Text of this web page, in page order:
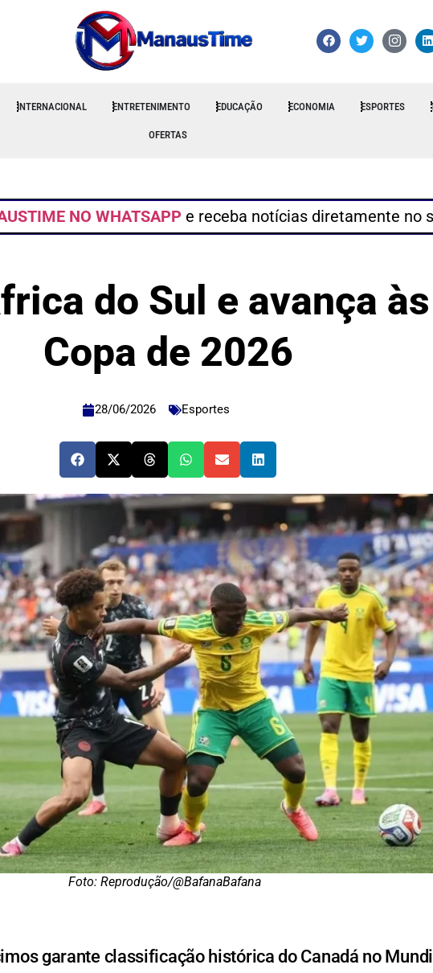
INTERNACIONAL ENTRETENIMENTO EDUCAÇÃO ECONOMIA ESPORTES
OFERTAS
NO WHATSAPP e receba notícias diretamente no
do Sul e avança
Copa de 2026
28/06/2026 Esportes
Foto: Reprodução/@BafanaBafana
garante classificação histórica do Canadá no